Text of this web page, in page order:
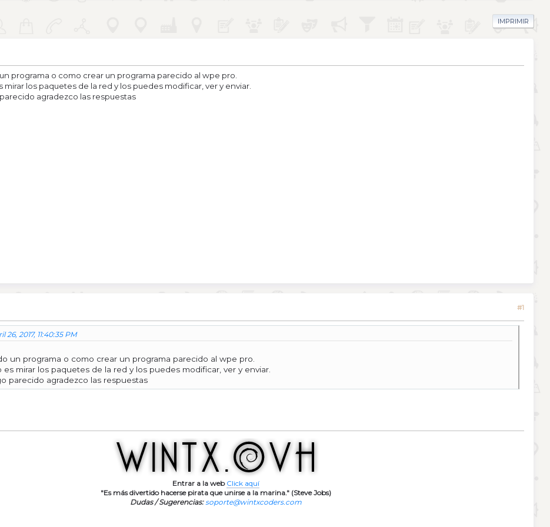
IMPRIMIR
programa o como crear un programa parecido al wpe pro.
los paquetes de la red y los puedes modificar, ver y enviar.
agradezco las respuestas
#1
2017, 11:40:35 PM
un programa o como crear un programa parecido al wpe pro.
mirar los paquetes de la red y los puedes modificar, ver y enviar.
parecido agradezco las respuestas
Entrar a la web Click aquí
"Es más divertido hacerse pirata que unirse a la marina." (Steve Jobs)
Dudas / Sugerencias: soporte@wintxcoders.com